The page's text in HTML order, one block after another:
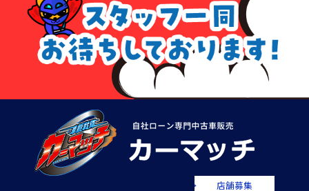
店舗募集